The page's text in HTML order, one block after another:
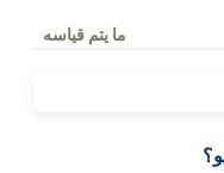
ما يتم قياسه